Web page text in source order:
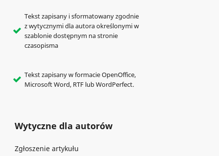
Tekst zapisany i sformatowany zgodnie
z wytycznymi dla autora określonymi w
szablonie dostępnym na stronie
czasopisma
Tekst zapisany w formacie OpenOffice,
Microsoft Word, RTF lub WordPerfect.
Wytyczne dla autorów
Zgłoszenie artykułu